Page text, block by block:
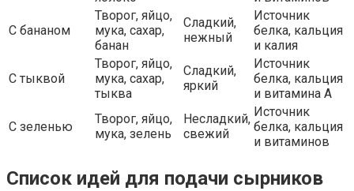
С бананом
Творог, яйцо,
мука, сахар,
банан
Сладкий,
нежный
Источник
белка, кальция
и калия
С тыквой
Творог, яйцо,
мука, сахар,
тыква
Сладкий,
яркий
Источник
белка, кальция
и витамина А
С зеленью
Творог, яйцо,
мука, зелень
Несладкий,
свежий
Источник
белка, кальция
и витаминов
Список идей для подачи сырников